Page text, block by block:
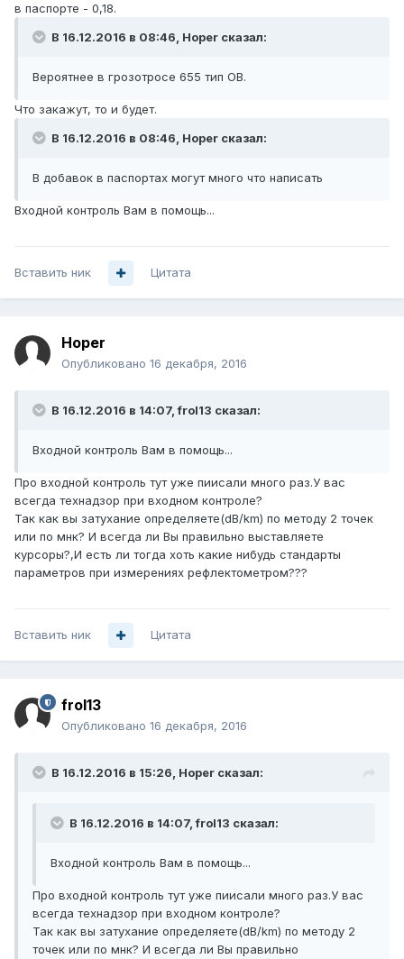
в паспорте - 0,18.
В 16.12.2016 в 08:46, Hoper сказал:
Вероятнее в грозотросе 655 тип ОВ.
Что закажут, то и будет.
В 16.12.2016 в 08:46, Hoper сказал:
В добавок в паспортах могут много что написать
Входной контроль Вам в помощь...
Вставить ник Цитата
Hoper
Опубликовано 16 декабря, 2016
В 16.12.2016 в 14:07, frol13 сказал:
Входной контроль Вам в помощь...
Про входной контроль тут уже пиисали много раз.У вас
всегда технадзор при входном контроле?
Так как вы затухание определяете(dB/km) по методу 2 точек
или по мнк? И всегда ли Вы правильно выставляете
курсоры?,И есть ли тогда хоть какие нибудь стандарты
параметров при измерениях рефлектометром???
Вставить ник Цитата
frol13
Опубликовано 16 декабря, 2016
В 16.12.2016 в 15:26, Hoper сказал:
В 16.12.2016 в 14:07, frol13 сказал:
Входной контроль Вам в помощь...
Про входной контроль тут уже пиисали много раз.У вас
всегда технадзор при входном контроле?
Так как вы затухание определяете(dB/km) по методу 2
точек или по мнк? И всегда ли Вы правильно